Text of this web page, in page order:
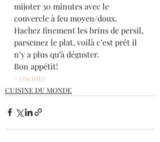
mijoter 30 minutes avec le
couvercle à feu moyen/doux.
Hachez finement les brins de persil,
parsemez le plat, voilà c’est prêt il
n’y a plus qu’à déguster.
Bon appétit!
#cocotte
CUISINE DU MONDE